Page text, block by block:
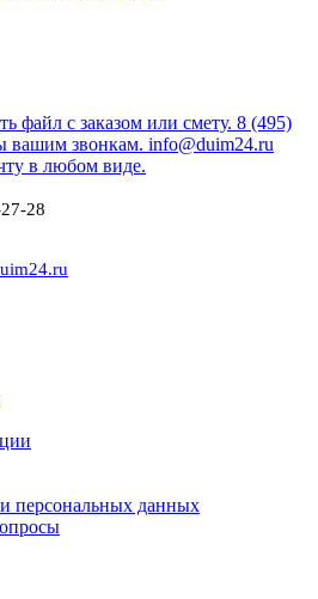
файл с заказом или смету. 8 (495)
вашим звонкам. info@duim24.ru
в любом виде.
28
персональных данных